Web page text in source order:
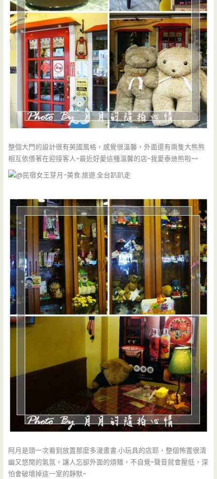
整個大門的設計很有英國風格，感覺很溫馨，外面還有兩隻大熊熊
相互依偎著在迎接客人~最近好愛這種溫馨的店~我愛泰迪熊啦~~
阿月是頭一次看到放置那麼多漫畫書.小玩具的店耶，整個怖置很清
幽又悠閒的氣氛，讓人忘卻外面的煩雜，不自覺~聲音就會壓低，深
怕會破壞掉這一室的靜默~